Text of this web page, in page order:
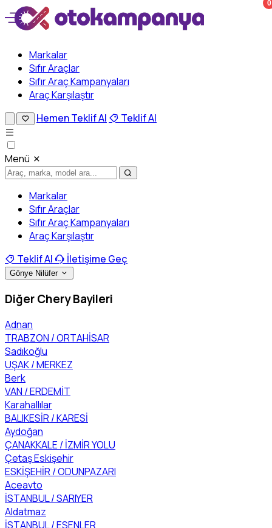
Markalar
Sıfır Araçlar
Sıfır Araç Kampanyaları
Araç Karşılaştır
0
Hemen Teklif Al Teklif Al
Menü
Markalar
Sıfır Araçlar
Sıfır Araç Kampanyaları
Araç Karşılaştır
Teklif Al
İletişime Geç
Gönye Nilüfer
Diğer Chery Bayileri
Adnan
TRABZON / ORTAHİSAR
Sadıkoğlu
UŞAK / MERKEZ
Berk
VAN / ERDEMİT
Karahallılar
BALIKESİR / KARESİ
Aydoğan
ÇANAKKALE / İZMİR YOLU
Çetaş Eskişehir
ESKİŞEHİR / ODUNPAZARI
Aceavto
İSTANBUL / SARIYER
Aldatmaz
İSTANBUL / ESENLER